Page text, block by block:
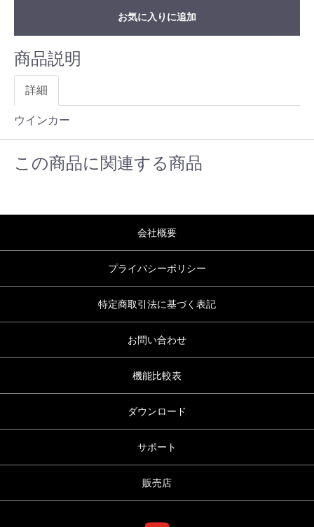
お気に入りに追加
商品説明
詳細
ウインカー
この商品に関連する商品
会社概要
プライバシーポリシー
特定商取引法に基づく表記
お問い合わせ
機能比較表
ダウンロード
サポート
販売店